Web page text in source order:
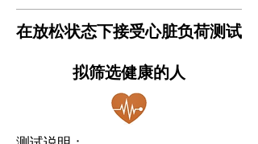
在放松状态下接受心脏负荷测试
拟筛选健康的人